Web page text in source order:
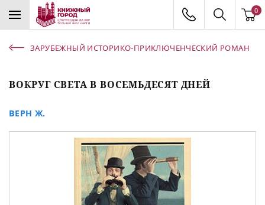
0
ЗАРУБЕЖНЫЙ ИСТОРИКО-ПРИКЛЮЧЕНЧЕСКИЙ РОМАН
ВОКРУГ СВЕТА В ВОСЕМЬДЕСЯТ ДНЕЙ
ВЕРН Ж.